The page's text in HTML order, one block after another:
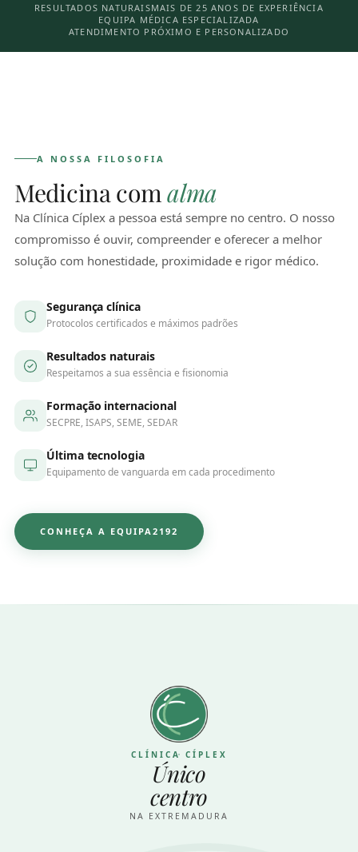
RESULTADOS NATURAISMAIS DE 25 ANOS DE EXPERIÊNCIA
EQUIPA MÉDICA ESPECIALIZADA
ATENDIMENTO PRÓXIMO E PERSONALIZADO
A NOSSA FILOSOFIA
Medicina comalma
Na Clínica Cíplex a pessoa está sempre no centro. O nosso
compromisso é ouvir, compreender e oferecer a melhor
solução com honestidade, proximidade e rigor médico.
Segurança clínica
Protocolos certificados e máximos padrões
Resultados naturais
Respeitamos a sua essência e fisionomia
Formação internacional
SECPRE, ISAPS, SEME, SEDAR
Última tecnologia
Equipamento de vanguarda em cada procedimento
CONHEÇA A EQUIPA
CLÍNICA CÍPLEX
Único
centro
NA EXTREMADURA